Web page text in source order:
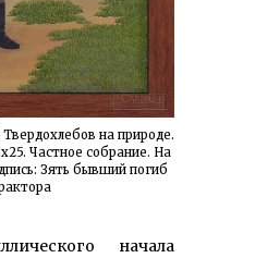
на природе.
Частное собрание. На
Зять бывший погиб
начала